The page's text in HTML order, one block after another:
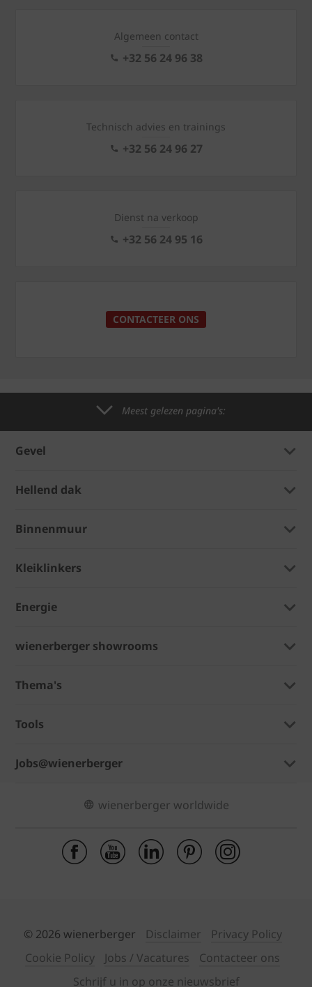
Algemeen contact
+32 56 24 96 38
Technisch advies en trainings
+32 56 24 96 27
Dienst na verkoop
+32 56 24 95 16
CONTACTEER ONS
Meest gelezen pagina's:
Gevel
Hellend dak
Binnenmuur
Kleiklinkers
Energie
wienerberger showrooms
Thema's
Tools
Jobs@wienerberger
wienerberger worldwide
© 2026 wienerberger Disclaimer
Privacy Policy
Cookie Policy
Jobs / Vacatures
Contacteer ons
Schrijf u in op onze nieuwsbrief